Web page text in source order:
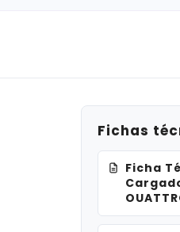
Fichas
Ficha